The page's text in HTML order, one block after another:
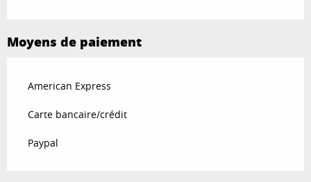
Moyens de paiement
American Express
Carte bancaire/crédit
Paypal